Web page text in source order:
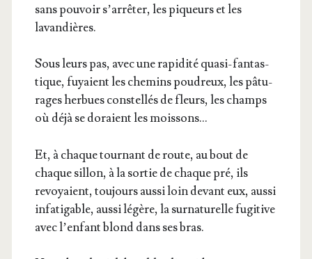
sans pou­voir s’ar­rê­ter, les piqueurs et les
lavandières.
Sous leurs pas, avec une rapi­di­té qua­si-fan­tas­
tique, fuyaient les che­mins pou­dreux, les pâtu­
rages her­bues constel­lés de fleurs, les champs
où déjà se doraient les moissons…
Et, à chaque tour­nant de route, au bout de
chaque sillon, à la sor­tie de chaque pré, ils
revoyaient, tou­jours aus­si loin devant eux, aus­si
infa­ti­gable, aus­si légère, la sur­na­tu­relle fugi­tive
avec l’en­fant blond dans ses bras.